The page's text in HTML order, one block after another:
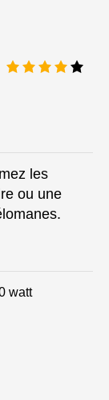
les
ou une
watt